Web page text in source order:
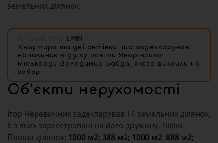
земельних ділянок.
Квартира та дві автівки: що задекларував
начальник відділу освіти Яворівської
міськради Володимир Байда, якого викрили на
хабарі
Об'єкти нерухомості
Ігор Черевичник задекларував 14 земельних ділянок,
6 з яких зареєстровані на його дружину, Лілію.
Площа ділянок: 1000 м2; 388 м2; 1000 м2; 888 м2;